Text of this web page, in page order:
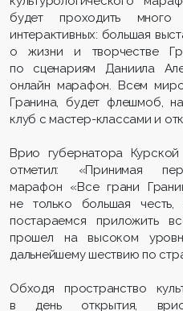
будет проходить
интерактивных: большая
о жизни и творчестве
по сценариям Даниила
онлайн марафон. Всем
Гранина, будет флешмоб,
клуб с мастер-классами и
Врио губернатора
отметил: «Принимая
марафон «Все грани
не только большая
постараемся приложить
прошел на высоком
дальнейшему шествию по
Обходя пространство
в день открытия,